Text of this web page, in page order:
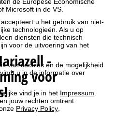
de Europese Economische
Microsoft in de VS.
u het gebruik van niet-
technologieën. Als u op
diensten die technisch
voor de uitvoering van het
van cookies en de mogelijkheid
u in de informatie over
vind je in het Impressum
jouw rechten omtrent
Privacy Policy
-
voor